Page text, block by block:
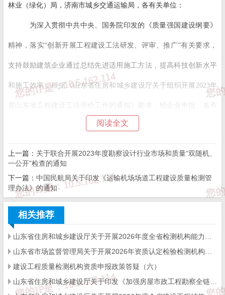
林业（绿化）局，济南市城乡交通运输局，各有关单位：
为深入贯彻中共中央、国务院印发的《质量强国建设纲要》
精神，落实“创新开展工程建设工法研发、评审、推广”有关要求，
支持鼓励建筑企业通过总结先进适用施工方法，提高科技创新水平
和施工效率，根据《山东省住房和城乡建设厅关于组织开展2023年
度山东省工程建设工法评价工作的通知》要求，经企业申报、各市
推荐、专家评价、信用核查、集中评审、网上公示等程序，确定“悬
度山东省工程建设工法，确定“分段组合桩施工工法”等29项工法为2
023年度山东省工程建设典型工法，现予以公布。
附件：1.2023年度山东省工程建设工法公布名单（房屋建筑
2.2023年度山东省工程建设工法公布名单（市政基
础设施类）
阅读全文
上一篇： 关于联合开展2023年度勘察设计行业市场和质量“双随机、
一公开”检查的通知
下一篇： 中国民航局关于印发《运输机场场道工程建设质量检测管
理办法》的通知
相关推荐
建设工程质量检测机构资质申报政策答疑（六）